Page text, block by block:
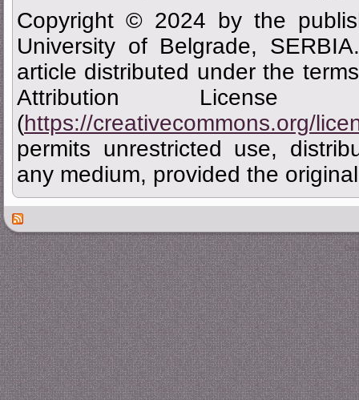
Copyright © 2024 by the
University of Belgrade,
article distributed under the
Attribution
(https://creativecommons.org/
permits unrestricted use,
any medium, provided the